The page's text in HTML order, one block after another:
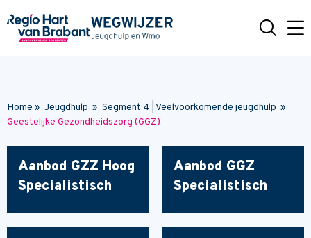
Home » Jeugdhulp » Segment 4 | Veelvoorkomende jeugdhulp »
Geestelijke Gezondheidszorg (GGZ)
Aanbod GZZ Hoog
Specialistisch
Aanbod GGZ
Specialistisch